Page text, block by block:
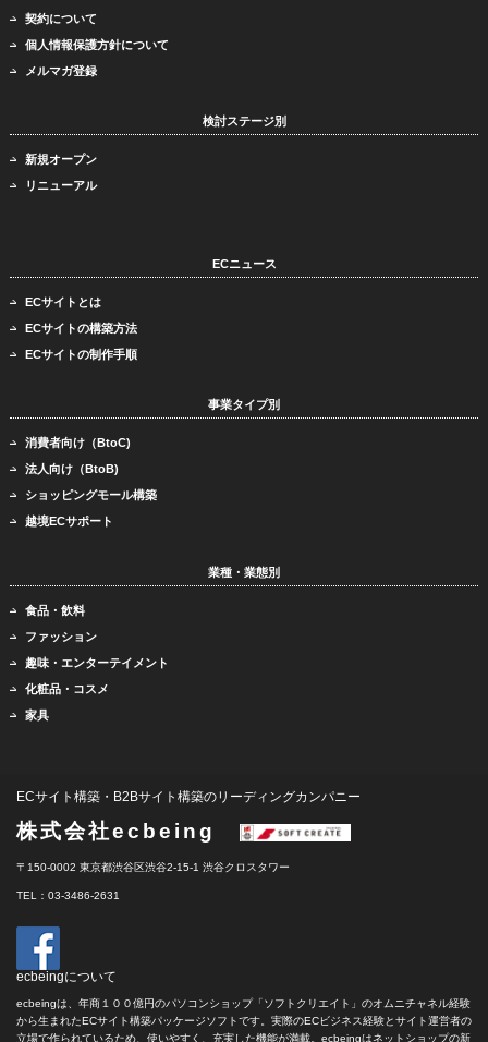
契約について
個人情報保護方針について
メルマガ登録
検討ステージ別
新規オープン
リニューアル
ECニュース
ECサイトとは
ECサイトの構築方法
ECサイトの制作手順
事業タイプ別
消費者向け（BtoC)
法人向け（BtoB)
ショッピングモール構築
越境ECサポート
業種・業態別
食品・飲料
ファッション
趣味・エンターテイメント
化粧品・コスメ
家具
ECサイト構築・B2Bサイト構築のリーディングカンパニー
株式会社ecbeing
〒150-0002 東京都渋谷区渋谷2-15-1 渋谷クロスタワー
TEL：03-3486-2631
ecbeingについて
ecbeingは、年商１００億円のパソコンショップ「ソフトクリエイト」のオムニチャネル経験
から生まれたECサイト構築パッケージソフトです。実際のECビジネス経験とサイト運営者の
立場で作られているため、使いやすく、充実した機能が満載。ecbeingはネットショップの新